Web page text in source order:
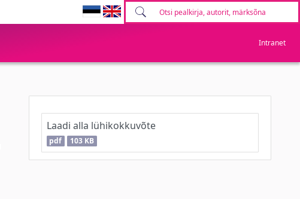
Intranet
Laadi alla lühikokkuvõte
pdf 103 KB